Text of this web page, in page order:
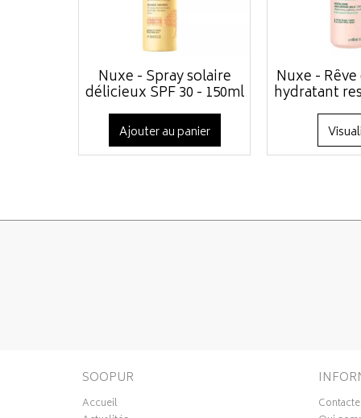
Nuxe - Spray solaire
délicieux SPF 30 - 150ml
Ajouter au panier
Nuxe -
hydratant
SOOPUR
Accueil